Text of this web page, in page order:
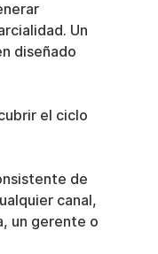
Un
diseñado
el ciclo
de
canal,
un gerente o